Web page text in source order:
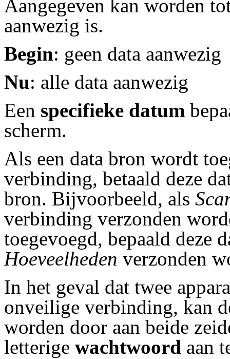
Aangegeven kan worden
aanwezig is.
Begin: geen data aanwezig
Nu: alle data aanwezig
Een specifieke datum
scherm.
Als een data bron wordt
verbinding, betaald deze
bron. Bijvoorbeeld, als
verbinding verzonden
toegevoegd, bepaald deze
Hoeveelheden verzonden
In het geval dat twee
onveilige verbinding, kan
worden door aan beide
letterige wachtwoord aan